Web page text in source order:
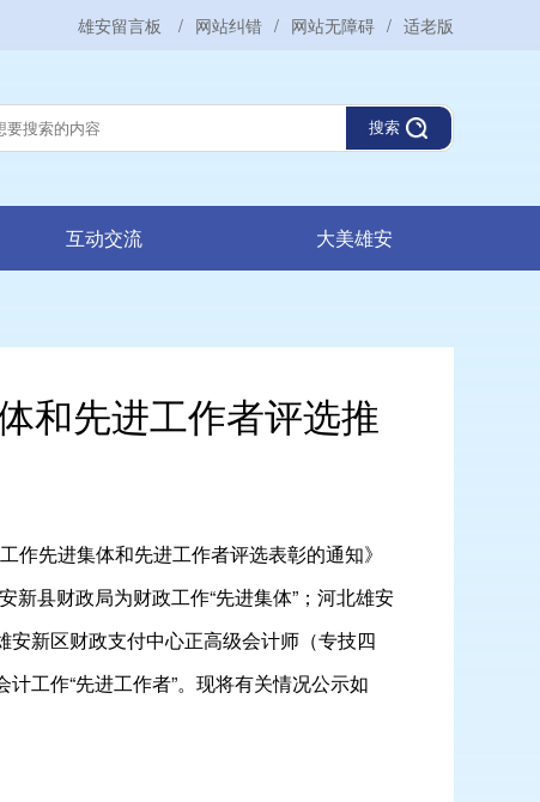
雄安留言板 / 网站纠错 / 网站无障碍 / 适老版
搜索
互动交流 大美雄安
和先进工作者评选推
先进集体和先进工作者评选表彰的通知》
新县财政局为财政工作“先进集体”；河北雄安
安新区财政支付中心正高级会计师（专技四
工作“先进工作者”。现将有关情况公示如